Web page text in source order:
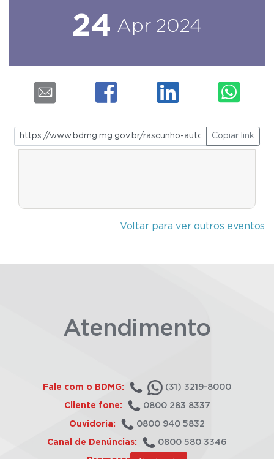
24 Apr 2024
Copiar link
Voltar para ver outros eventos
Atendimento
Fale com o BDMG: (31) 3219-8000
Cliente fone: 0800 283 8337
Ouvidoria: 0800 940 5832
Canal de Denúncias: 0800 580 3346